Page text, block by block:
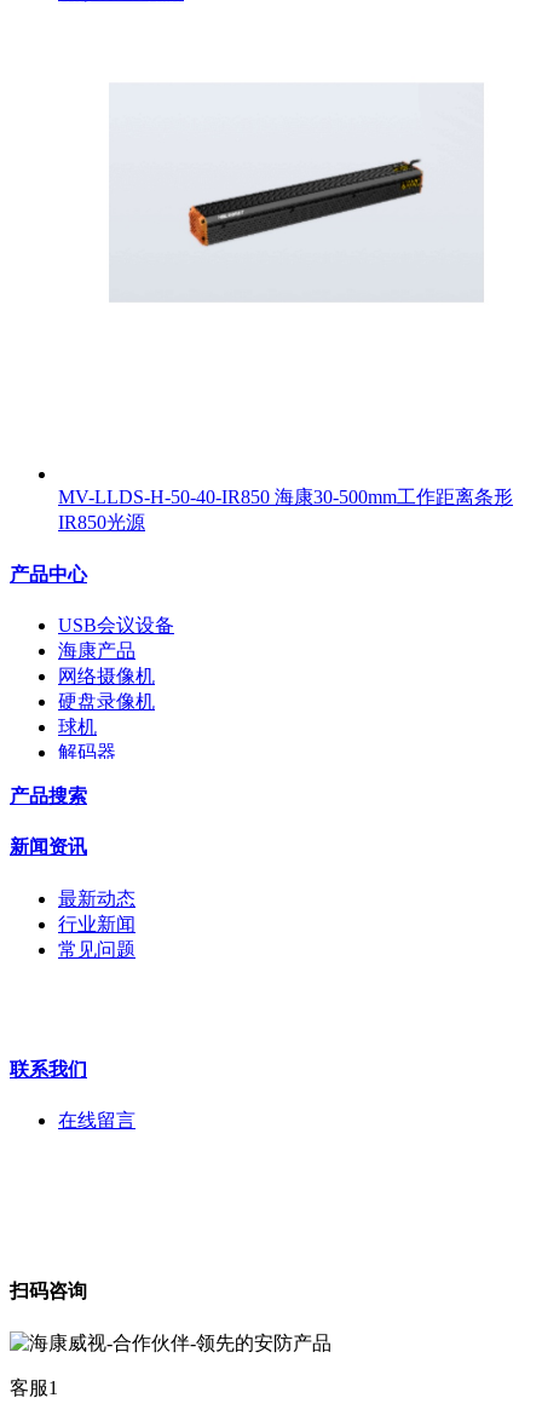
MV-LLDS-H-50-40-IR850 海康30-500mm工作距离条形
IR850光源
产品中心
USB会议设备
海康产品
网络摄像机
硬盘录像机
球机
解码器
配件
拼接屏
安检门
工程宝
海康机器人
产品搜索
新闻资讯
最新动态
行业新闻
常见问题
联系我们
在线留言
扫码咨询
客服1